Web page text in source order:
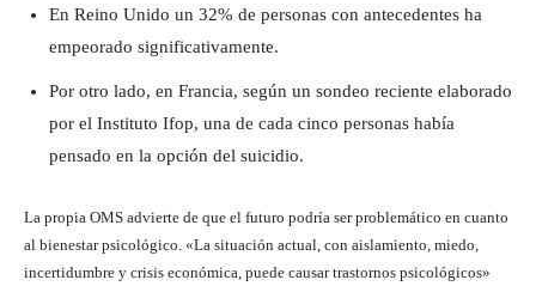
En Reino Unido un 32% de personas con antecedentes ha
empeorado significativamente.
Por otro lado, en Francia, según un sondeo reciente elaborado
por el Instituto Ifop, una de cada cinco personas había
pensado en la opción del suicidio.
La propia OMS advierte de que el futuro podría ser problemático en cuanto
al bienestar psicológico. «La situación actual, con aislamiento, miedo,
incertidumbre y crisis económica, puede causar trastornos psicológicos»